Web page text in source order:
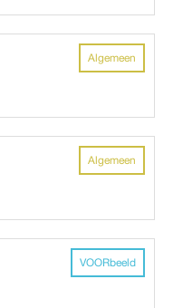
Algemeen
Algemeen
VOORbeeld